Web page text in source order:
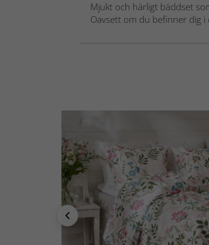
Mjukt och härligt bäddset
Oavsett om du befinner dig i